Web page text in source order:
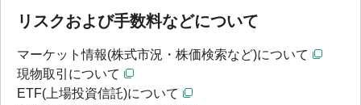
リスクおよび手数料などについて
マーケット情報(株式市況・株価検索など)について
現物取引について
ETF(上場投資信託)について